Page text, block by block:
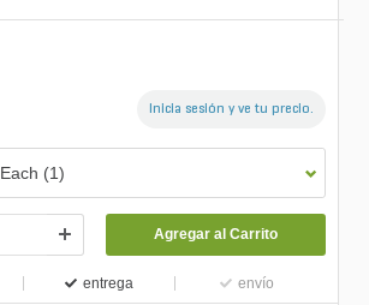
Inicia sesión y ve tu precio.
Each (1)
Agregar al Carrito
entrega envío